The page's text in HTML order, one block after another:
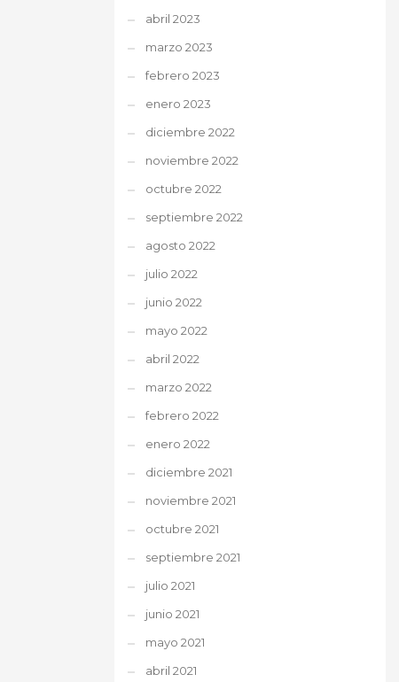
abril 2023
marzo 2023
febrero 2023
enero 2023
diciembre 2022
noviembre 2022
octubre 2022
septiembre 2022
agosto 2022
julio 2022
junio 2022
mayo 2022
abril 2022
marzo 2022
febrero 2022
enero 2022
diciembre 2021
noviembre 2021
octubre 2021
septiembre 2021
julio 2021
junio 2021
mayo 2021
abril 2021